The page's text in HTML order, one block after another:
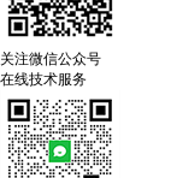
关注微信公众号
在线技术服务